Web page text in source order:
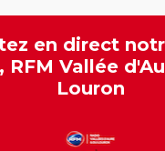
en direct
RFM Vallée
Louron